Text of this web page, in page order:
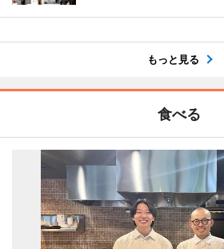
もっと見る
食べる